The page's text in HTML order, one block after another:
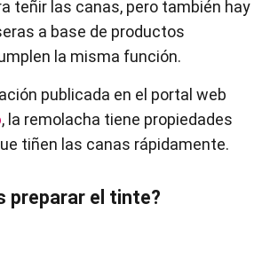
teñir las canas, pero también hay
a base de productos
la misma función.
publicada en el portal web
, la remolacha tiene propiedades
tiñen las canas rápidamente.
preparar el tinte?